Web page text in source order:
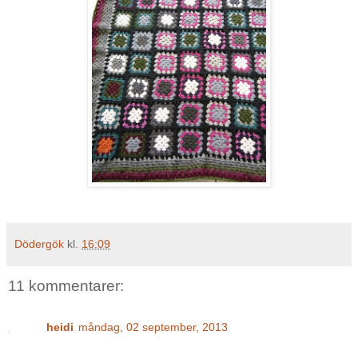
Dödergök kl. 16:09
11 kommentarer:
heidi måndag, 02 september, 2013